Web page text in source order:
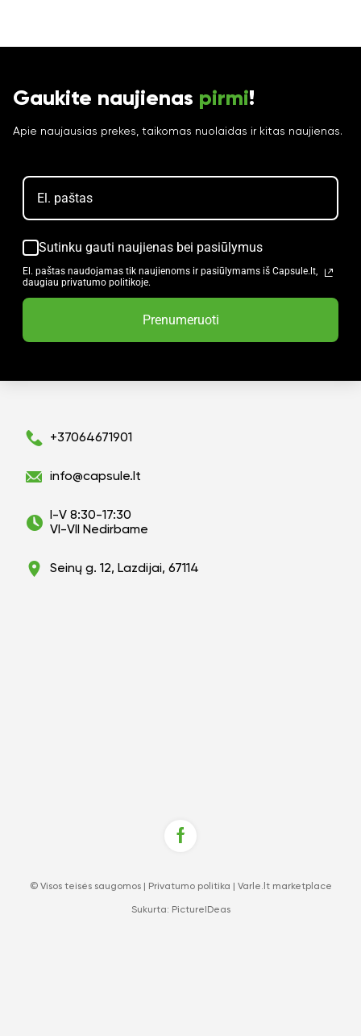
Gaukite naujienas pirmi!
Apie naujausias prekes, taikomas nuolaidas ir kitas naujienas.
Sutinku gauti naujienas bei pasiūlymus
El. paštas naudojamas tik naujienoms ir pasiūlymams iš Capsule.lt,
daugiau privatumo politikoje.
Prenumeruoti
+37064671901
info@capsule.lt
I-V 8:30-17:30
VI-VII Nedirbame
Seinų g. 12, Lazdijai, 67114
© Visos teisės saugomos | Privatumo politika Varle.lt marketplace
Sukurta: PictureIDeas